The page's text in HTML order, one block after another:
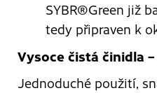
SYBR®Green již
tedy připraven k
Vysoce čistá činidla
Jednoduché použití,